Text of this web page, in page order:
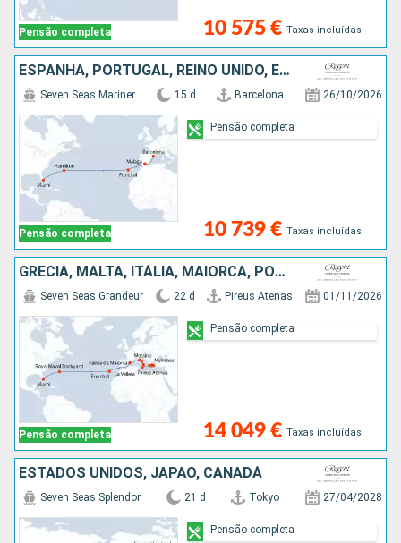
Pensão completa 10 575 € Taxas incluídas
ESPANHA, PORTUGAL, REINO UNIDO, ESTADOS UNIDOS
Pensão completa
Seven Seas Mariner 15 d Barcelona 26/10/2026
10 739 € Taxas incluídas
Pensão completa
GRÉCIA, MALTA, ITÁLIA, MAIORCA, PORTUGAL, REINO UNIDO, ESTADOS UNIDOS
Pensão completa
Seven Seas Grandeur 22 d Pireus Atenas 01/11/2026
14 049 € Taxas incluídas
Pensão completa
ESTADOS UNIDOS, JAPÃO, CANADÁ
Seven Seas Splendor 21 d Tokyo 27/04/2028
Pensão completa